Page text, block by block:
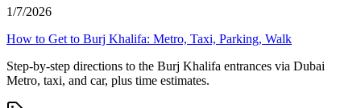
1/7/2026
How to Get to Burj Khalifa: Metro, Taxi, Parking, Walk
Step-by-step directions to the Burj Khalifa entrances via Dubai
Metro, taxi, and car, plus time estimates.